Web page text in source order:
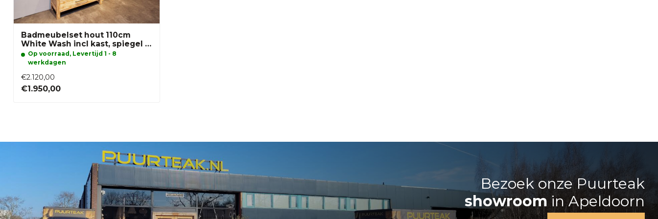
Badmeubelset hout 110cm
White Wash incl kast, spiegel &
wasbak ovaal
Op voorraad, Levertijd 1 - 8
werkdagen
€2.120,00
€1.950,00
Bezoek onze Puurteak
showroomin Apeldoorn